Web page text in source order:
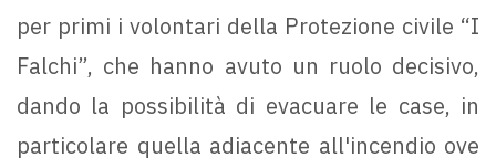
per primi i volontari della Protezione civile “I
Falchi”, che hanno avuto un ruolo decisivo,
dando la possibilità di evacuare le case, in
particolare quella adiacente all'incendio ove